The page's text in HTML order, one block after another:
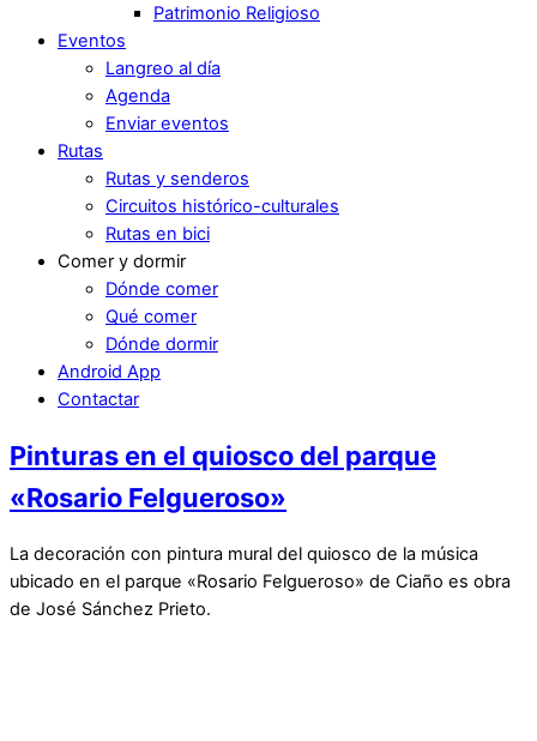
Patrimonio Religioso
Eventos
Langreo al día
Agenda
Enviar eventos
Rutas
Rutas y senderos
Circuitos histórico-culturales
Rutas en bici
Comer y dormir
Dónde comer
Qué comer
Dónde dormir
Android App
Contactar
Pinturas en el quiosco del parque
«Rosario Felgueroso»
La decoración con pintura mural del quiosco de la música
ubicado en el parque «Rosario Felgueroso» de Ciaño es obra
de José Sánchez Prieto.